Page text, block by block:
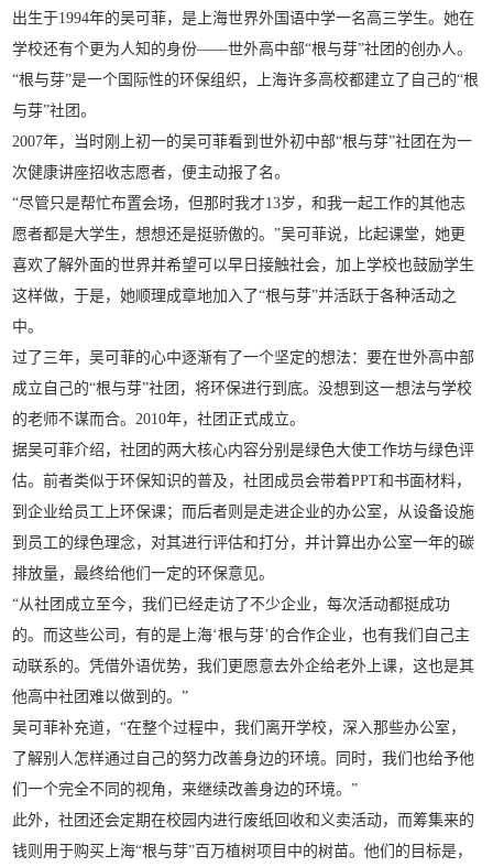
出生于1994年的吴可菲，是上海世界外国语中学一名高三学生。她在
学校还有个更为人知的身份——世外高中部“根与芽”社团的创办人。
“根与芽”是一个国际性的环保组织，上海许多高校都建立了自己的“根
与芽”社团。
2007年，当时刚上初一的吴可菲看到世外初中部“根与芽”社团在为一
次健康讲座招收志愿者，便主动报了名。
“尽管只是帮忙布置会场，但那时我才13岁，和我一起工作的其他志
愿者都是大学生，想想还是挺骄傲的。”吴可菲说，比起课堂，她更
喜欢了解外面的世界并希望可以早日接触社会，加上学校也鼓励学生
这样做，于是，她顺理成章地加入了“根与芽”并活跃于各种活动之
中。
过了三年，吴可菲的心中逐渐有了一个坚定的想法：要在世外高中部
成立自己的“根与芽”社团，将环保进行到底。没想到这一想法与学校
的老师不谋而合。2010年，社团正式成立。
据吴可菲介绍，社团的两大核心内容分别是绿色大使工作坊与绿色评
估。前者类似于环保知识的普及，社团成员会带着PPT和书面材料，
到企业给员工上环保课；而后者则是走进企业的办公室，从设备设施
到员工的绿色理念，对其进行评估和打分，并计算出办公室一年的碳
排放量，最终给他们一定的环保意见。
“从社团成立至今，我们已经走访了不少企业，每次活动都挺成功
的。而这些公司，有的是上海‘根与芽’的合作企业，也有我们自己主
动联系的。凭借外语优势，我们更愿意去外企给老外上课，这也是其
他高中社团难以做到的。”
吴可菲补充道，“在整个过程中，我们离开学校，深入那些办公室，
了解别人怎样通过自己的努力改善身边的环境。同时，我们也给予他
们一个完全不同的视角，来继续改善身边的环境。”
此外，社团还会定期在校园内进行废纸回收和义卖活动，而筹集来的
钱则用于购买上海“根与芽”百万植树项目中的树苗。他们的目标是，